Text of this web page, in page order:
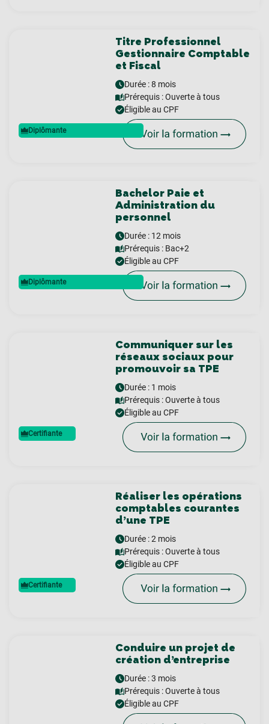
Diplômante
Titre Professionnel
Gestionnaire Comptable
et Fiscal
Durée : 8 mois
Prérequis :Ouverte à tous
Éligible au CPF
Diplômante
Bachelor Paie et
Administration du
personnel
Durée : 12 mois
Prérequis : Bac+2
Éligible au CPF
Certifiante
Communiquer sur les
réseaux sociaux pour
promouvoir sa TPE
Durée : 1 mois
Prérequis :Ouverte à tous
Éligible au CPF
Certifiante
Réaliser les opérations
comptables courantes
d’une TPE
Durée : 2 mois
Prérequis :Ouverte à tous
Éligible au CPF
Conduire un projet de
création d’entreprise
Durée : 3 mois
Prérequis :Ouverte à tous
Éligible au CPF